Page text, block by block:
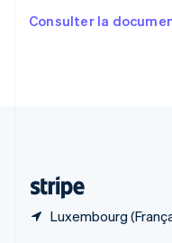
Consulter la
Luxembourg
English